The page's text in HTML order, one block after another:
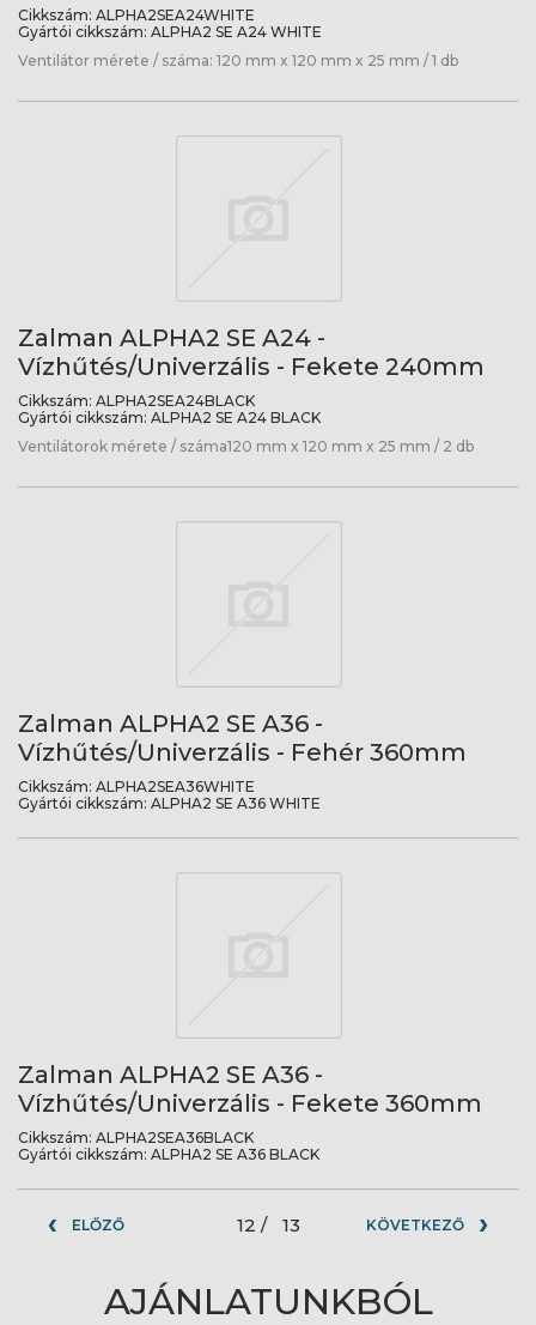
Cikkszám: ALPHA2SEA24WHITE
Gyártói cikkszám: ALPHA2 SE A24 WHITE
Ventilátor mérete / száma: 120 mm x 120 mm x 25 mm / 1 db
Zalman ALPHA2 SE A24 -
Vízhűtés/Univerzális - Fekete 240mm
Cikkszám: ALPHA2SEA24BLACK
Gyártói cikkszám: ALPHA2 SE A24 BLACK
Ventilátorok mérete / száma120 mm x 120 mm x 25 mm / 2 db
Zalman ALPHA2 SE A36 -
Vízhűtés/Univerzális - Fehér 360mm
Cikkszám: ALPHA2SEA36WHITE
Gyártói cikkszám: ALPHA2 SE A36 WHITE
Zalman ALPHA2 SE A36 -
Vízhűtés/Univerzális - Fekete 360mm
Cikkszám: ALPHA2SEA36BLACK
Gyártói cikkszám: ALPHA2 SE A36 BLACK
ELŐZŐ 12 / 13 KÖVETKEZŐ
AJÁNLATUNKBÓL